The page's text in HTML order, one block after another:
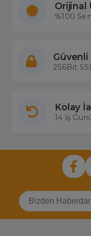
Orijinal
%100
Güvenli
256Bit
Kolay
14 İş